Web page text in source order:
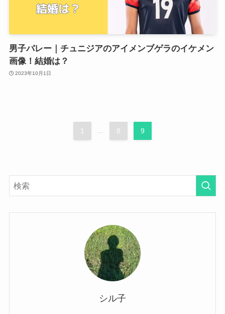
男子バレー｜チュニジアのアイメンブゲラのイケメン
画像！結婚は？
2023年10月1日
1 8 9
シル子